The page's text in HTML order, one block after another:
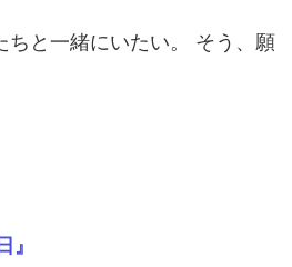
ちと一緒にいたい。 そう、願